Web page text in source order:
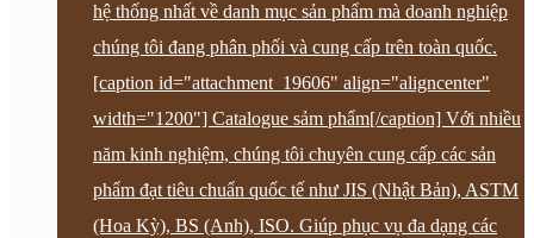
hệ thống nhất về danh mục sản phẩm mà doanh nghiệp
chúng tôi đang phân phối và cung cấp trên toàn quốc.
[caption id="attachment_19606" align="aligncenter"
width="1200"] Catalogue sảm phẩm[/caption] Với nhiều
năm kinh nghiệm, chúng tôi chuyên cung cấp các sản
phẩm đạt tiêu chuẩn quốc tế như JIS (Nhật Bản), ASTM
(Hoa Kỳ), BS (Anh), ISO. Giúp phục vụ đa dạng các